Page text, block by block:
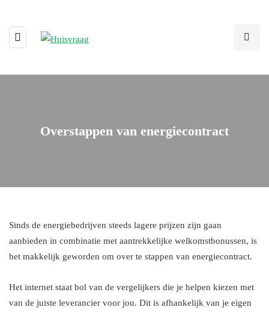
Overstappen van energiecontract
Sinds de energiebedrijven steeds lagere prijzen zijn gaan
aanbieden in combinatie met aantrekkelijke welkomstbonussen, is
het makkelijk geworden om over te stappen van energiecontract.
Het internet staat bol van de vergelijkers die je helpen kiezen met
van de juiste leverancier voor jou. Dit is afhankelijk van je eigen